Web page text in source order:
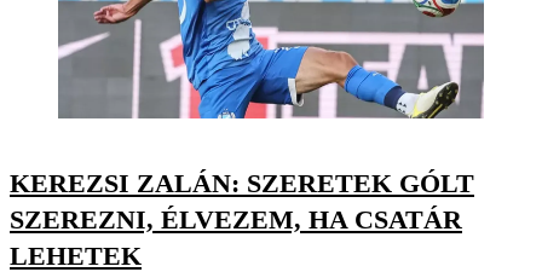
KEREZSI ZALÁN: SZERETEK GÓLT
SZEREZNI, ÉLVEZEM, HA CSATÁR
LEHETEK